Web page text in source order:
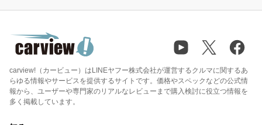
carview!（カービュー）はLINEヤフー株式会社が運営するクルマに関するあ
らゆる情報やサービスを提供するサイトです。価格やスペックなどの公式情
報から、ユーザーや専門家のリアルなレビューまで購入検討に役立つ情報を
多く掲載しています。